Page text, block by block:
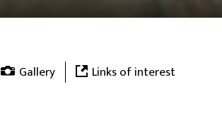
Gallery Links of interest